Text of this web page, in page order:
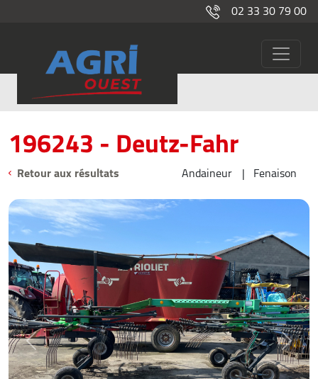
02 33 30 79 00
Occasions196243
196243 - Deutz-Fahr
Retour aux résultats Andaineur Fenaison
Previous Next